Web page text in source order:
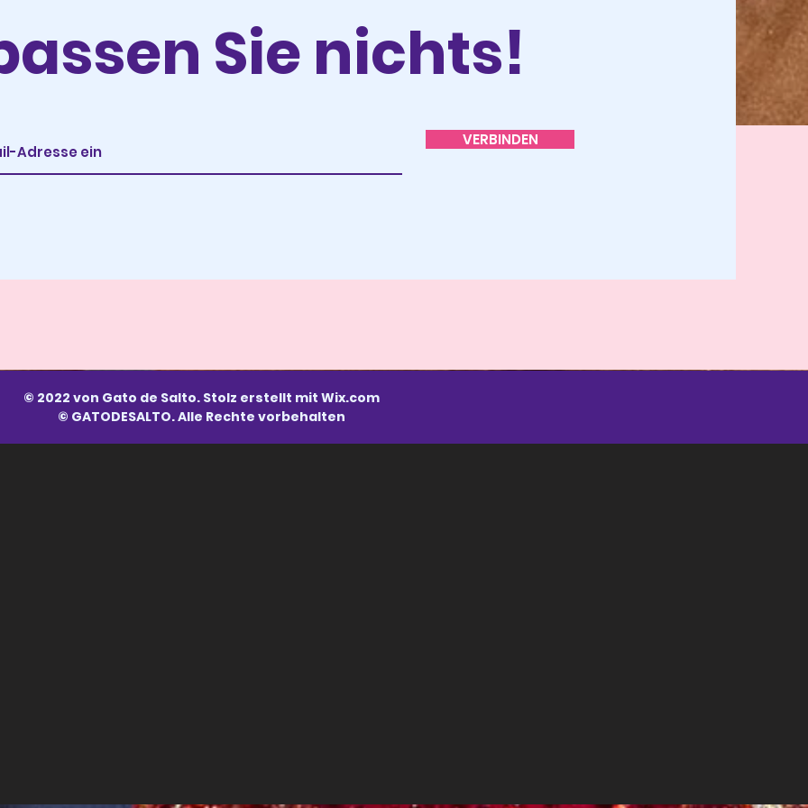
Sie nichts!
VERBINDEN
© 2022 von Gato de Salto. Stolz erstellt mit Wix.com
© GATODESALTO. Alle Rechte vorbehalten